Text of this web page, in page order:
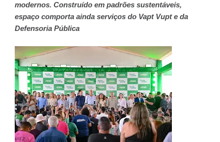
modernos. Construído em padrões sustentáveis,
espaço comporta ainda serviços do Vapt Vupt e da
Defensoria Pública